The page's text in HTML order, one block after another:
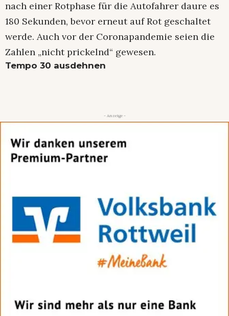
nach einer Rotphase für die Autofahrer daure es
180 Sekunden, bevor erneut auf Rot geschaltet
werde. Auch vor der Coronapandemie seien die
Zahlen „nicht prickelnd“ gewesen.
Tempo 30 ausdehnen
- Anzeige -